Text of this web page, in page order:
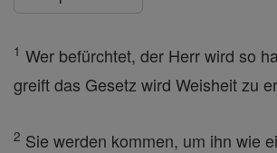
1 Wer befürchtet, der Herr wird so
greift das Gesetz wird Weisheit zu
2 Sie werden kommen, um ihn wie